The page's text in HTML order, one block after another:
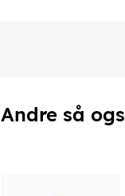
Andre så